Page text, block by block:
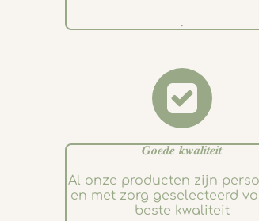
.
𝑮𝒐𝒆𝒅𝒆 𝒌𝒘𝒂𝒍𝒊𝒕𝒆𝒊𝒕
Al onze producten zijn
en met zorg geselecteerd
beste kwaliteit